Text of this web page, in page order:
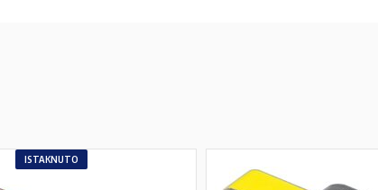
ISTAKNUTO